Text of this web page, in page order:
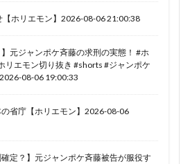
【ホリエモン】2026-08-06 21:00:38
】元ジャンポケ斉藤の求刑の実態！ #ホ
リエモン切り抜き #shorts #ジャンポケ
08-06 19:00:33
省庁【ホリエモン】2026-08-06
確定？】元ジャンポケ斉藤被告が服役す